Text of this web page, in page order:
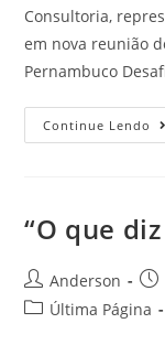
Consultoria,
em nova reunião
Pernambuco
Continue Lendo
“O que
Anderson
Última Página